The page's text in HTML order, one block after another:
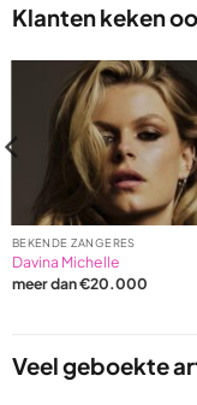
Klanten keken
BEKENDE ZANGERES
Davina Michelle
meer dan €20.000
Veel geboekte